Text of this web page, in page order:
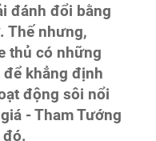
đánh đổi bằng
Thế nhưng,
thủ có những
khẳng định
động sôi nổi
- Tham Tướng